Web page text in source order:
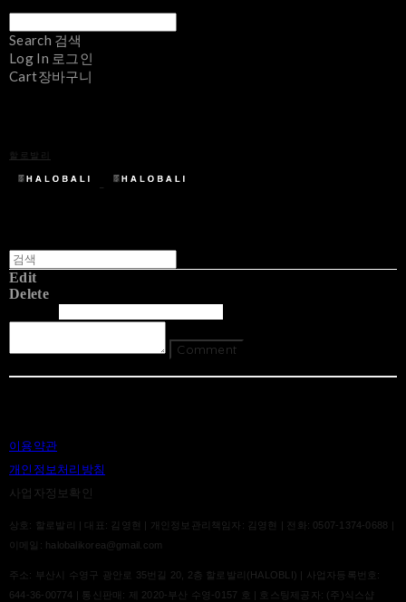
Search 검색
Log In 로그인
Cart장바구니
할로발리
Edit
Delete
Comment
이용약관
개인정보처리방침
사업자정보확인
상호: 할로발리 | 대표: 김영현 | 개인정보관리책임자: 김영현 | 전화: 0507-1374-0688 |
이메일: halobalikorea@gmail.com
주소: 부산시 수영구 광안로 35번길 20, 2층 할로발리(HALOBLI) | 사업자등록번호:
644-36-00774 | 통신판매: 제 2020-부산 수영-0157 호 | 호스팅제공자: (주)식스샵